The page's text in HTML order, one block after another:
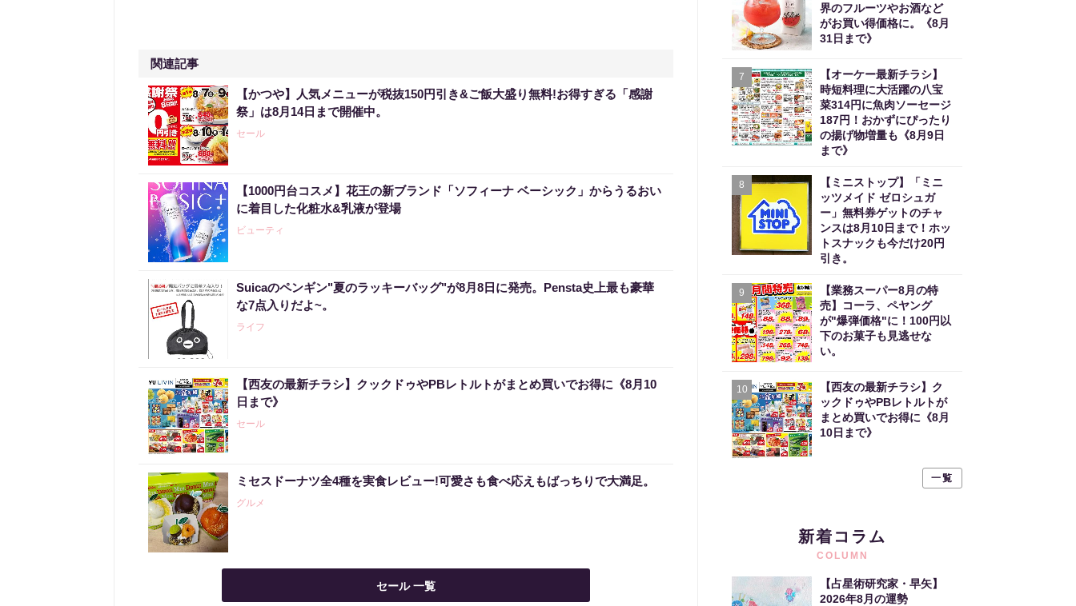
関連記事
【かつや】人気メニューが税抜150円引き&ご飯大盛り無料!お得すぎる「感謝
祭」は8月14日まで開催中。
セール
【1000円台コスメ】花王の新ブランド「ソフィーナ ベーシック」からうるおい
に着目した化粧水&乳液が登場
ビューティ
Suicaのペンギン"夏のラッキーバッグ"が8月8日に発売。Pensta史上最も豪華
な7点入りだよ~。
ライフ
【西友の最新チラシ】クックドゥやPBレトルトがまとめ買いでお得に《8月10
日まで》
セール
ミセスドーナツ全4種を実食レビュー!可愛さも食べ応えもばっちりで大満足。
グルメ
セール 一覧
界のフルーツやお酒など
がお買い得価格に。《8月
31日まで》
7
【オーケー最新チラシ】
時短料理に大活躍の八宝
菜314円に魚肉ソーセージ
187円！おかずにぴったり
の揚げ物増量も《8月9日
まで》
8
【ミニストップ】「ミニ
ッツメイド ゼロシュガ
ー」無料券ゲットのチャ
ンスは8月10日まで！ホッ
トスナックも今だけ20円
引き。
9
【業務スーパー8月の特
売】コーラ、ペヤング
が"爆弾価格"に！100円以
下のお菓子も見逃せな
い。
10
【西友の最新チラシ】ク
ックドゥやPBレトルトが
まとめ買いでお得に《8月
10日まで》
一覧
新着コラム
COLUMN
【占星術研究家・早矢】
2026年8月の運勢